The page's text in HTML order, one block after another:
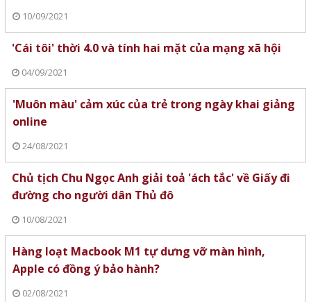
10/09/2021
'Cái tôi' thời 4.0 và tính hai mặt của mạng xã hội
04/09/2021
'Muôn màu' cảm xúc của trẻ trong ngày khai giảng
online
24/08/2021
Chủ tịch Chu Ngọc Anh giải toả 'ách tắc' về Giấy đi
đường cho người dân Thủ đô
10/08/2021
Hàng loạt Macbook M1 tự dưng vỡ màn hình,
Apple có đồng ý bảo hành?
02/08/2021